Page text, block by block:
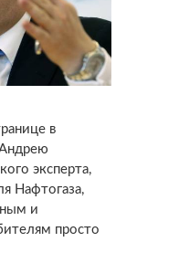
в
эксперта,
Нафтогаза,
и
просто